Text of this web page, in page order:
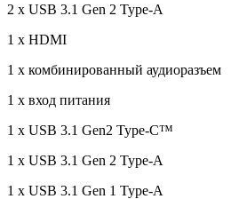
2 x USB 3.1 Gen 2 Type-A
1 x HDMI
1 x комбинированный аудиоразъем
1 x вход питания
1 x USB 3.1 Gen2 Type-C™
1 x USB 3.1 Gen 2 Type-A
1 x USB 3.1 Gen 1 Type-A